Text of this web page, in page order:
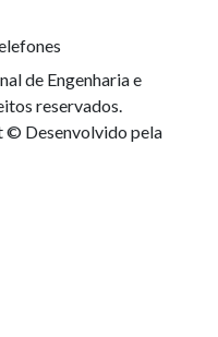
de Engenharia e
reservados.
© Desenvolvido pela